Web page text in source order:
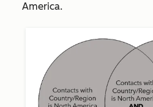
America.